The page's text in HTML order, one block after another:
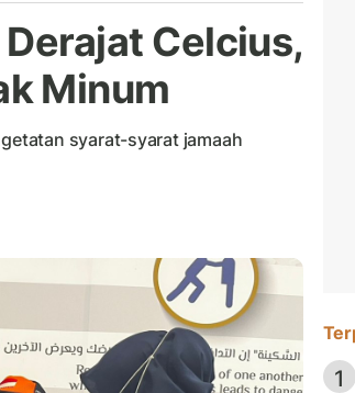
Celcius,
Minum
syarat-syarat jamaah
1